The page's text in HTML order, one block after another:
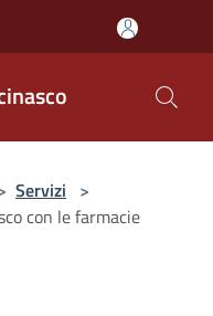
Servizi >
con le farmacie